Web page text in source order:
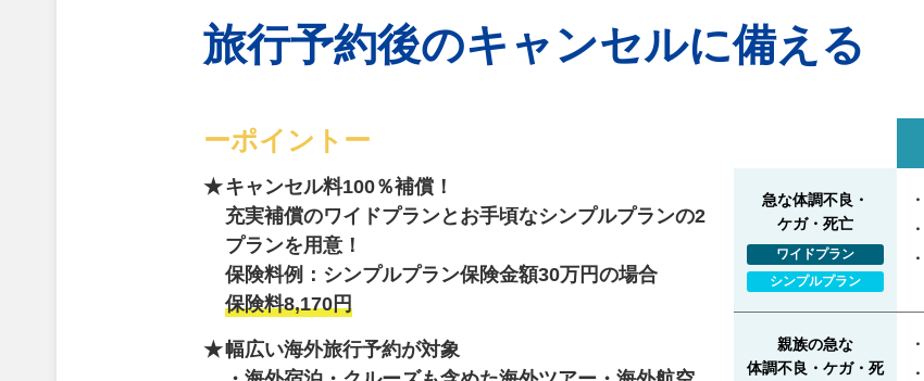
旅行予約後のキャンセルに備える
ーポイントー
キャンセル料100％補償！
充実補償のワイドプランとお手頃なシンプルプランの2
プランを用意！
保険料例：シンプルプラン保険金額30万円の場合
保険料8,170円
幅広い海外旅行予約が対象
急な体調不良・
ケガ・死亡
ワイドプラン
シンプルプラン
親族の急な
体調不良・ケガ・死